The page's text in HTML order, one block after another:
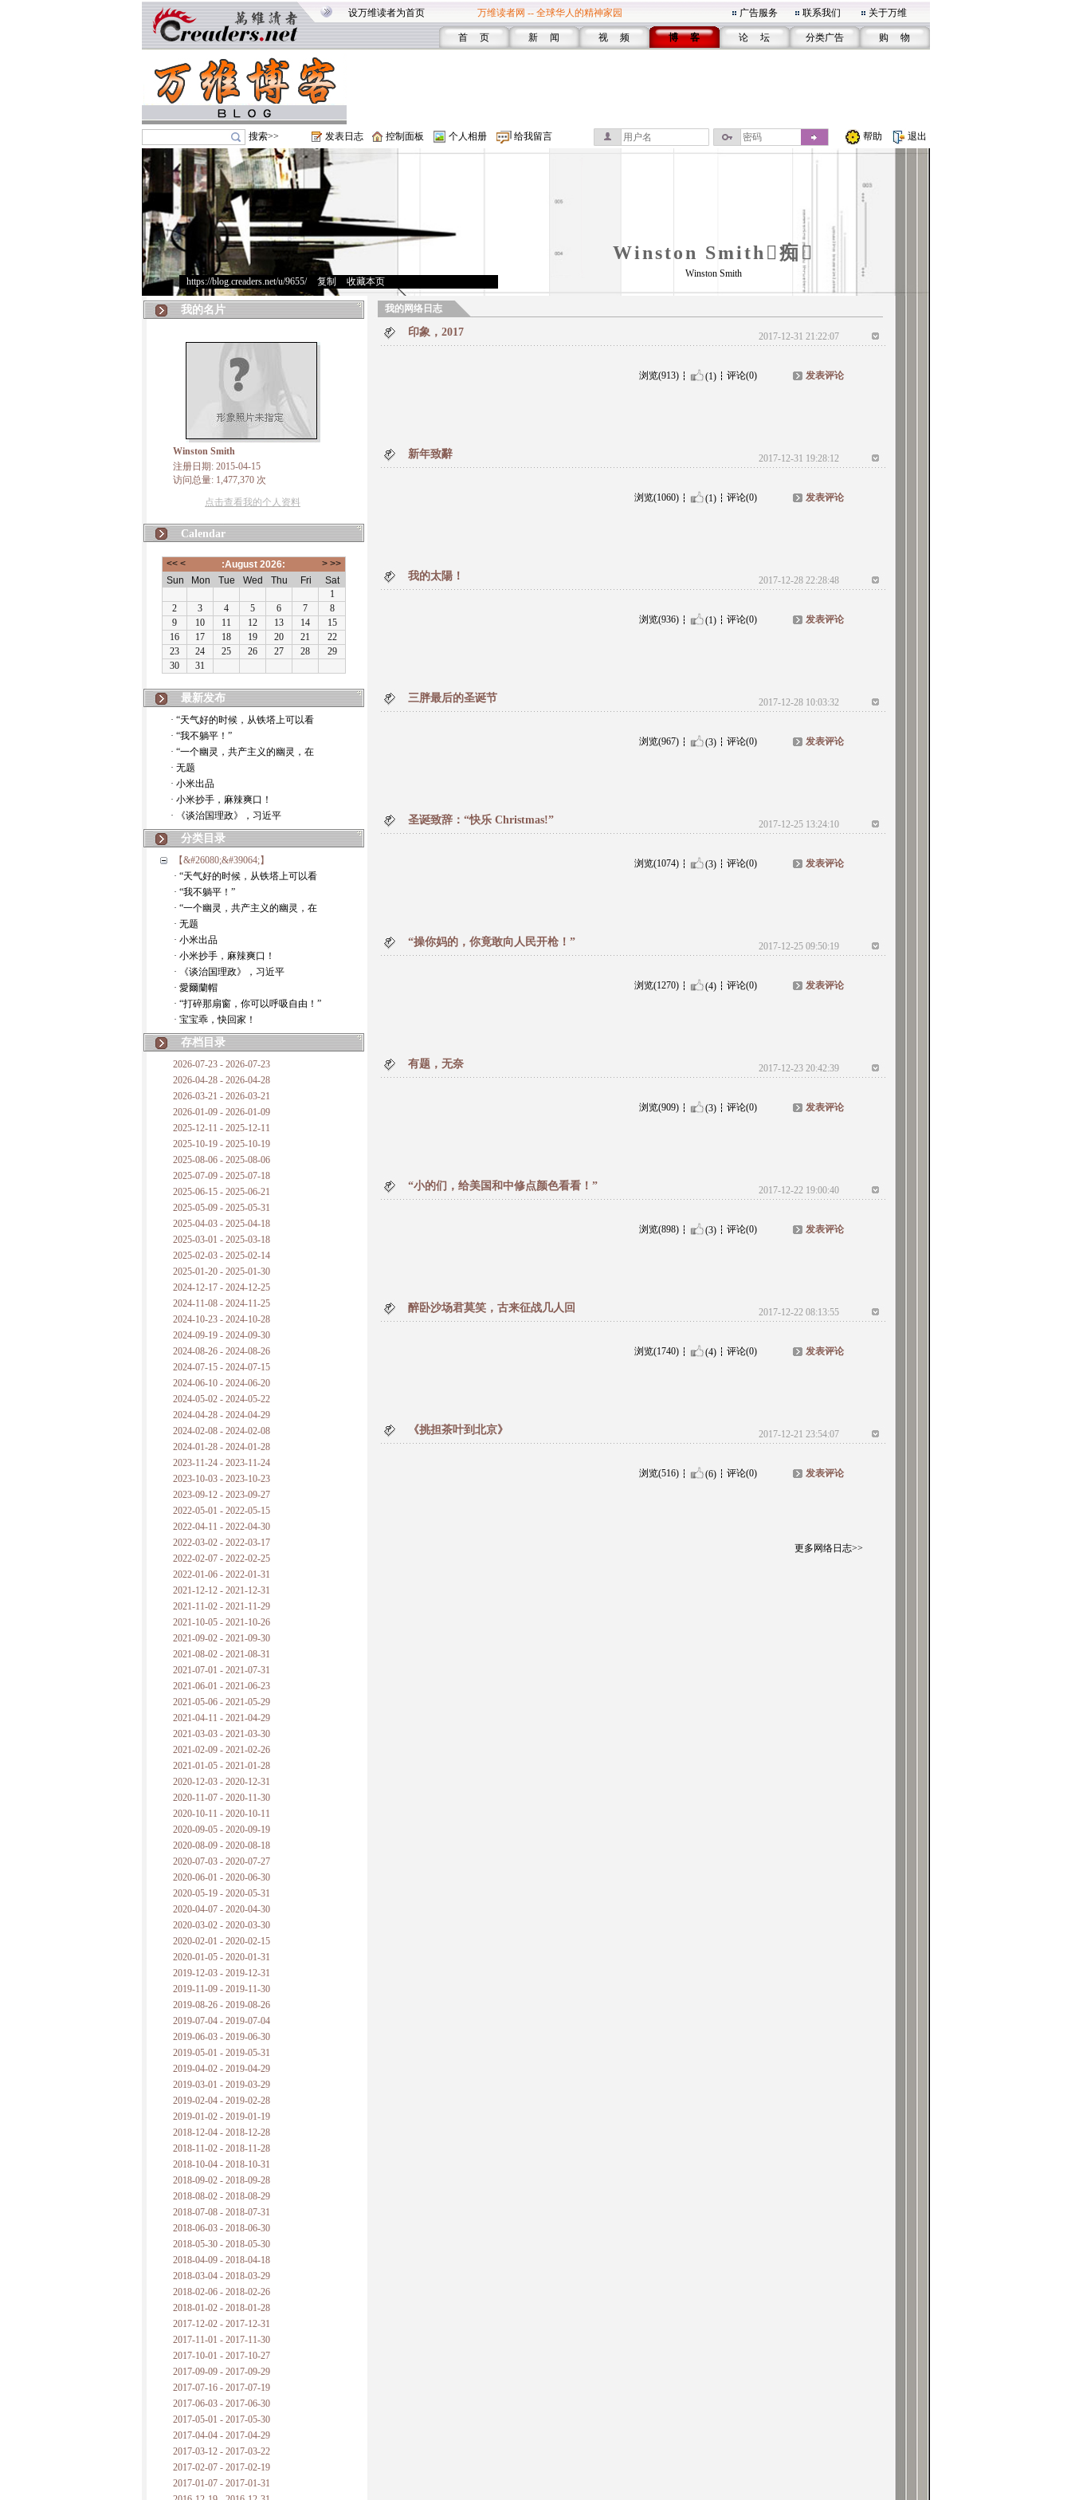
设万维读者为首页 万维读者网 -- 全球华人的精神家园 广告服务 联系我们 关于万维
首 页 新 闻 视 频 博 客 论 坛 分类广告 购 物
搜索>> 发表日志 控制面板 个人相册 给我留言 帮助 退出
Winston Smith痴
https://blog.creaders.net/u/9655/> 复制 收藏本页
Winston Smith
我的名片
Winston Smith
注册日期: 2015-04-15
访问总量: 1,477,370 次
点击查看我的个人资料
Calendar
最新发布
· “天气好的时候，从铁塔上可以看
· “我不躺平！”
· “一个幽灵，共产主义的幽灵，在
· 无题
· 小米出品
· 小米抄手，麻辣爽口！
· 《谈治国理政》，习近平
分类目录
【&#26080;&#39064;】
· “天气好的时候，从铁塔上可以看
· “我不躺平！”
· “一个幽灵，共产主义的幽灵，在
· 无题
· 小米出品
· 小米抄手，麻辣爽口！
· 《谈治国理政》，习近平
· 愛爾蘭帽
· “打碎那扇窗，你可以呼吸自由！”
· 宝宝乖，快回家！
存档目录
2026-07-23 - 2026-07-23
2026-04-28 - 2026-04-28
2026-03-21 - 2026-03-21
2026-01-09 - 2026-01-09
2025-12-11 - 2025-12-11
2025-10-19 - 2025-10-19
2025-08-06 - 2025-08-06
2025-07-09 - 2025-07-18
2025-06-15 - 2025-06-21
2025-05-09 - 2025-05-31
2025-04-03 - 2025-04-18
2025-03-01 - 2025-03-18
2025-02-03 - 2025-02-14
2025-01-20 - 2025-01-30
2024-12-17 - 2024-12-25
2024-11-08 - 2024-11-25
2024-10-23 - 2024-10-28
2024-09-19 - 2024-09-30
2024-08-26 - 2024-08-26
2024-07-15 - 2024-07-15
2024-06-10 - 2024-06-20
2024-05-02 - 2024-05-22
2024-04-28 - 2024-04-29
2024-02-08 - 2024-02-08
2024-01-28 - 2024-01-28
2023-11-24 - 2023-11-24
2023-10-03 - 2023-10-23
2023-09-12 - 2023-09-27
2022-05-01 - 2022-05-15
2022-04-11 - 2022-04-30
2022-03-02 - 2022-03-17
2022-02-07 - 2022-02-25
2022-01-06 - 2022-01-31
2021-12-12 - 2021-12-31
2021-11-02 - 2021-11-29
2021-10-05 - 2021-10-26
2021-09-02 - 2021-09-30
2021-08-02 - 2021-08-31
2021-07-01 - 2021-07-31
2021-06-01 - 2021-06-23
2021-05-06 - 2021-05-29
2021-04-11 - 2021-04-29
2021-03-03 - 2021-03-30
2021-02-09 - 2021-02-26
2021-01-05 - 2021-01-28
2020-12-03 - 2020-12-31
2020-11-07 - 2020-11-30
2020-10-11 - 2020-10-11
2020-09-05 - 2020-09-19
2020-08-09 - 2020-08-18
2020-07-03 - 2020-07-27
2020-06-01 - 2020-06-30
2020-05-19 - 2020-05-31
2020-04-07 - 2020-04-30
2020-03-02 - 2020-03-30
2020-02-01 - 2020-02-15
2020-01-05 - 2020-01-31
2019-12-03 - 2019-12-31
2019-11-09 - 2019-11-30
2019-08-26 - 2019-08-26
2019-07-04 - 2019-07-04
2019-06-03 - 2019-06-30
2019-05-01 - 2019-05-31
2019-04-02 - 2019-04-29
2019-03-01 - 2019-03-29
2019-02-04 - 2019-02-28
2019-01-02 - 2019-01-19
2018-12-04 - 2018-12-28
2018-11-02 - 2018-11-28
2018-10-04 - 2018-10-31
2018-09-02 - 2018-09-28
2018-08-02 - 2018-08-29
2018-07-08 - 2018-07-31
2018-06-03 - 2018-06-30
2018-05-30 - 2018-05-30
2018-04-09 - 2018-04-18
2018-03-04 - 2018-03-29
2018-02-06 - 2018-02-26
2018-01-02 - 2018-01-28
2017-12-02 - 2017-12-31
2017-11-01 - 2017-11-30
2017-10-01 - 2017-10-27
2017-09-09 - 2017-09-29
2017-07-16 - 2017-07-19
2017-06-03 - 2017-06-30
2017-05-01 - 2017-05-30
2017-04-04 - 2017-04-29
2017-03-12 - 2017-03-22
2017-02-07 - 2017-02-19
2017-01-07 - 2017-01-31
我的网络日志
印象，2017 2017-12-31 21:22:07
浏览(913) (1) 评论(0) 发表评论
新年致辭 2017-12-31 19:28:12
浏览(1060) (1) 评论(0) 发表评论
我的太陽！ 2017-12-28 22:28:48
浏览(936) (1) 评论(0) 发表评论
三胖最后的圣诞节 2017-12-28 10:03:32
浏览(967) (3) 评论(0) 发表评论
圣诞致辞：“快乐 Christmas!” 2017-12-25 13:24:10
浏览(1074) (3) 评论(0) 发表评论
“操你妈的，你竟敢向人民开枪！” 2017-12-25 09:50:19
浏览(1270) (4) 评论(0) 发表评论
有题，无奈 2017-12-23 20:42:39
浏览(909) (3) 评论(0) 发表评论
“小的们，给美国和中修点颜色看看！” 2017-12-22 19:00:40
浏览(898) (3) 评论(0) 发表评论
醉卧沙场君莫笑，古来征战几人回 2017-12-22 08:13:55
浏览(1740) (4) 评论(0) 发表评论
《挑担茶叶到北京》 2017-12-21 23:54:07
浏览(516) (6) 评论(0) 发表评论
更多网络日志>>